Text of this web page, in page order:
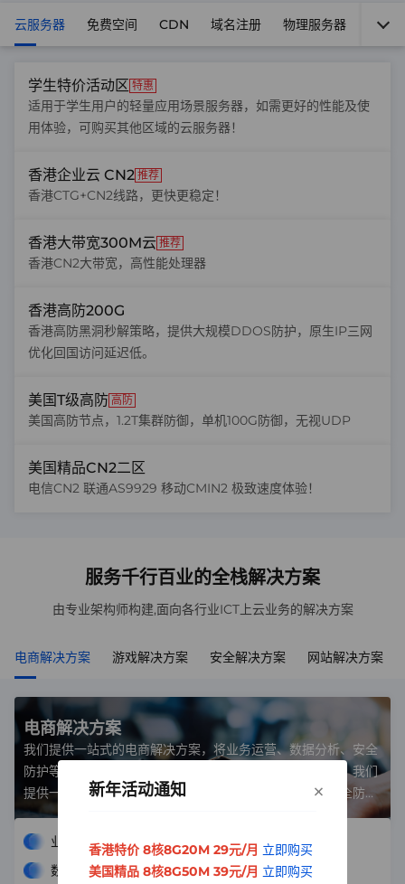
云服务器 免费空间 CDN 域名注册 物理服务器 专用
学生特价活动区 特惠
适用于学生用户的轻量应用场景服务器，如需更好的性能及使
用体验，可购买其他区域的云服务器！
香港企业云 CN2 推荐
香港CTG+CN2线路，更快更稳定！
香港大带宽300M云 推荐
香港CN2大带宽，高性能处理器
香港高防200G
香港高防黑洞秒解策略，提供大规模DDOS防护，原生IP三网
优化回国访问延迟低。
美国T级高防 高防
美国高防节点，1.2T集群防御，单机100G防御，无视UDP
美国精品CN2二区
电信CN2 联通AS9929 移动CMIN2 极致速度体验！
服务千行百业的全栈解决方案
由专业架构师构建,面向各行业ICT上云业务的解决方案
电商解决方案 游戏解决方案 安全解决方案 网站解决方案
电商解决方案
我们提供一站式的电商解决方案，将业务运营、数据分析、安全
防护等多方面服务融为一体，确保您的电商业务顺畅无阻。我们
提供一站式的电商解决方案，将业务运营、数据分析、安全防护
等多方面服务融为一体，确保您的电商业务顺畅无阻。
业务运营优化
数据分析与挖掘
新年活动通知
香港特价 8核8G20M 29元/月 立即购买
美国精品 8核8G50M 39元/月 立即购买
×